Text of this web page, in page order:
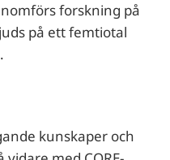
forskning på
på ett femtiotal
kunskaper och